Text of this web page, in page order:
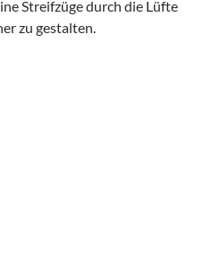
Streifzüge durch die Lüfte
zu gestalten.